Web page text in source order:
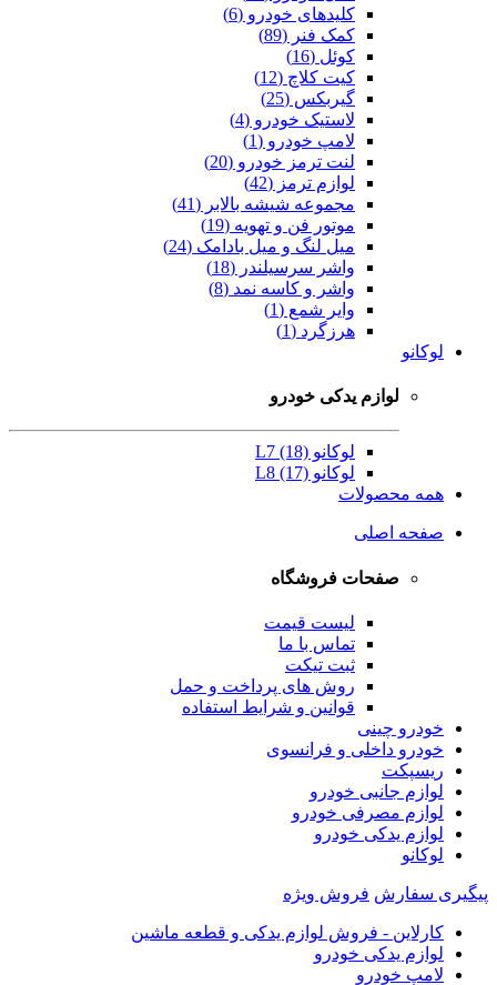
کلیدهای خودرو (6)
کمک فنر (89)
کوئل (16)
کیت کلاچ (12)
گیربکس (25)
لاستیک خودرو (4)
لامپ خودرو (1)
لنت ترمز خودرو (20)
لوازم ترمز (42)
مجموعه شیشه بالابر (41)
موتور فن و تهویه (19)
میل لنگ و میل بادامک (24)
واشر سرسیلندر (18)
واشر و کاسه نمد (8)
وایر شمع (1)
هرزگرد (1)
لوکانو
لوازم یدکی خودرو
لوکانو L7 (18)
لوکانو L8 (17)
همه محصولات
صفحه اصلی
صفحات فروشگاه
لیست قیمت
تماس با ما
ثبت تیکت
روش های پرداخت و حمل
قوانین و شرایط استفاده
خودرو چینی
خودرو داخلی و فرانسوی
ریسپکت
لوازم جانبی خودرو
لوازم مصرفی خودرو
لوازم یدکی خودرو
لوکانو
پیگیری سفارش فروش ویژه
کارلاین - فروش لوازم یدکی و قطعه ماشین
لوازم یدکی خودرو
لامپ خودرو